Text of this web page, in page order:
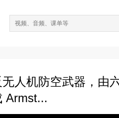
人机防空武器，由
Armst...